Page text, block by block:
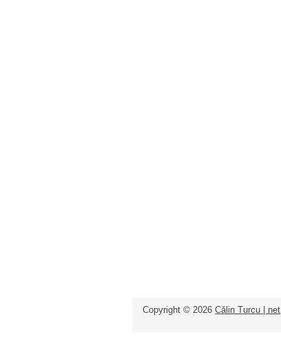
Copyright © 2026 Călin Turcu | net